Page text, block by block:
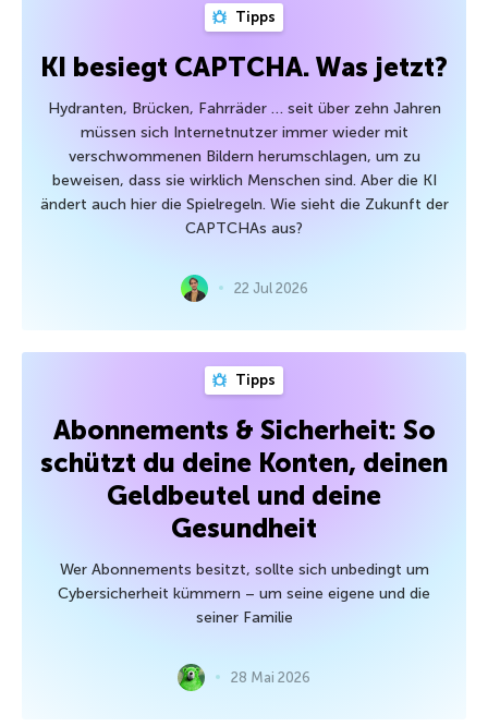
Tipps
KI besiegt CAPTCHA. Was jetzt?
Hydranten, Brücken, Fahrräder … seit über zehn Jahren
müssen sich Internetnutzer immer wieder mit
verschwommenen Bildern herumschlagen, um zu
beweisen, dass sie wirklich Menschen sind. Aber die KI
ändert auch hier die Spielregeln. Wie sieht die Zukunft der
CAPTCHAs aus?
22 Jul 2026
Tipps
Abonnements & Sicherheit: So
schützt du deine Konten, deinen
Geldbeutel und deine
Gesundheit
Wer Abonnements besitzt, sollte sich unbedingt um
Cybersicherheit kümmern – um seine eigene und die
seiner Familie
28 Mai 2026